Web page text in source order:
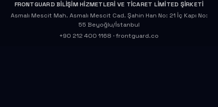
FRONTGUARD BİLİŞİM HİZMETLERİ VE TİCARET LİMİTED ŞİRKETİ
Asmalı Mescit Mah. Asmalı Mescit Cad. Şahin Han No: 21 İç Kapı No:
55 Beyoğlu/İstanbul
+90 212 400 1168 ·frontguard.co